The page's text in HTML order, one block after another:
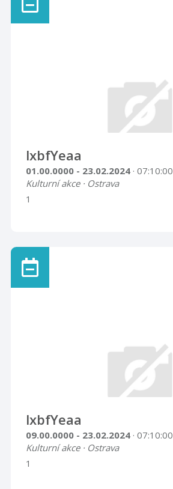
lxbfYeaa
01.00.0000 - 23.02.2024 · 07:10:00
Kulturní akce · Ostrava
1
lxbfYeaa
09.00.0000 - 23.02.2024 · 07:10:00
Kulturní akce · Ostrava
1